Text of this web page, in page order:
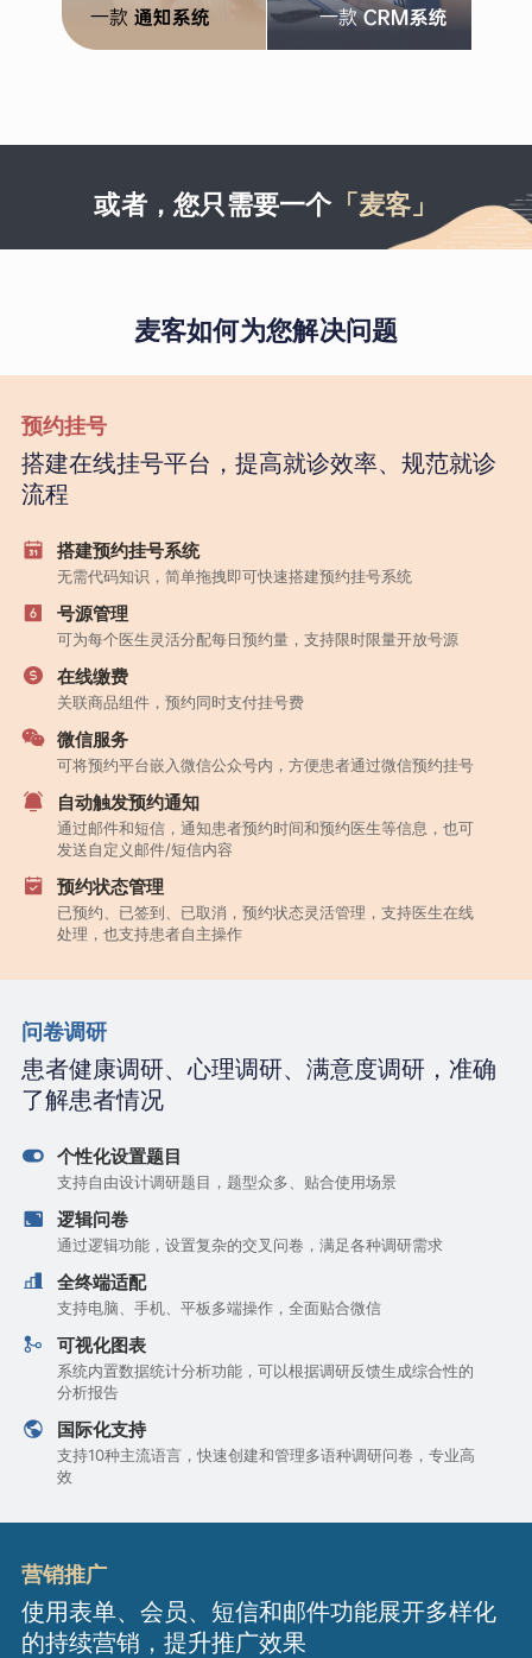
或者，您只需要一个「麦客」
麦客如何为您解决问题
预约挂号
搭建在线挂号平台，提高就诊效率、规范就诊
流程
搭建预约挂号系统
无需代码知识，简单拖拽即可快速搭建预约挂号系统
号源管理
可为每个医生灵活分配每日预约量，支持限时限量开放号源
在线缴费
关联商品组件，预约同时支付挂号费
微信服务
可将预约平台嵌入微信公众号内，方便患者通过微信预约挂号
自动触发预约通知
通过邮件和短信，通知患者预约时间和预约医生等信息，也可
发送自定义邮件/短信内容
预约状态管理
已预约、已签到、已取消，预约状态灵活管理，支持医生在线
处理，也支持患者自主操作
问卷调研
患者健康调研、心理调研、满意度调研，准确
了解患者情况
个性化设置题目
支持自由设计调研题目，题型众多、贴合使用场景
逻辑问卷
通过逻辑功能，设置复杂的交叉问卷，满足各种调研需求
全终端适配
支持电脑、手机、平板多端操作，全面贴合微信
可视化图表
系统内置数据统计分析功能，可以根据调研反馈生成综合性的
分析报告
国际化支持
支持10种主流语言，快速创建和管理多语种调研问卷，专业高
效
营销推广
使用表单、会员、短信和邮件功能展开多样化
的持续营销，提升推广效果